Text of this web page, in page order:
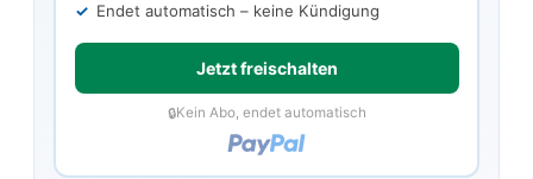
Endet automatisch – keine Kündigung
Jetzt freischalten
Kein Abo, endet automatisch